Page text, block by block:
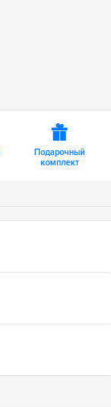
Подарочный
комплект